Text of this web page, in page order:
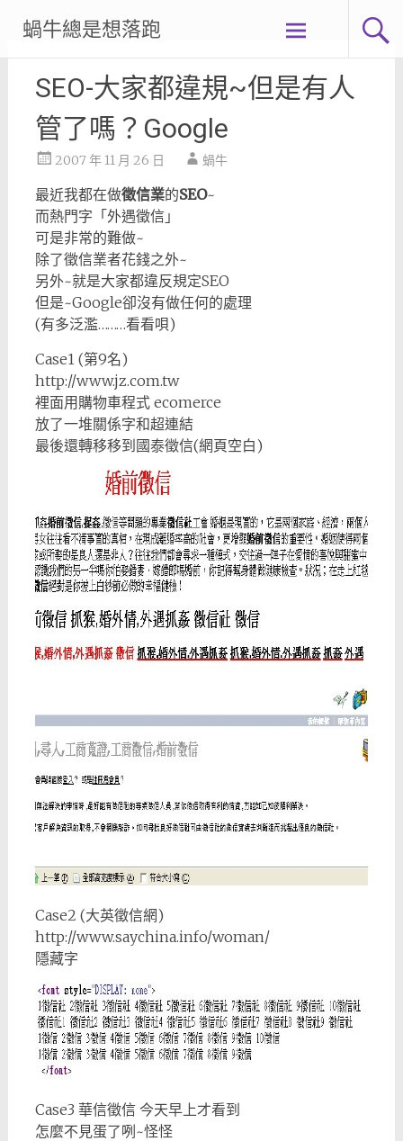
content
蝸牛總是想落跑
SEO-大家都違規~但是有人
管了嗎？Google
2007 年 11 月 26 日 蝸牛
最近我都在做徵信業的SEO~
而熱門字「外遇徵信」
可是非常的難做~
除了徵信業者花錢之外~
另外~就是大家都違反規定SEO
但是~Google卻沒有做任何的處理
(有多泛濫………看看唄)
Case1 (第9名)
http://www.jz.com.tw
裡面用購物車程式 ecomerce
放了一堆關係字和超連結
最後還轉移移到國泰徵信(網頁空白)
Case2 (大英徵信網)
http://www.saychina.info/woman/
隱藏字
Case3 華信徵信 今天早上才看到
怎麼不見蛋了咧~怪怪